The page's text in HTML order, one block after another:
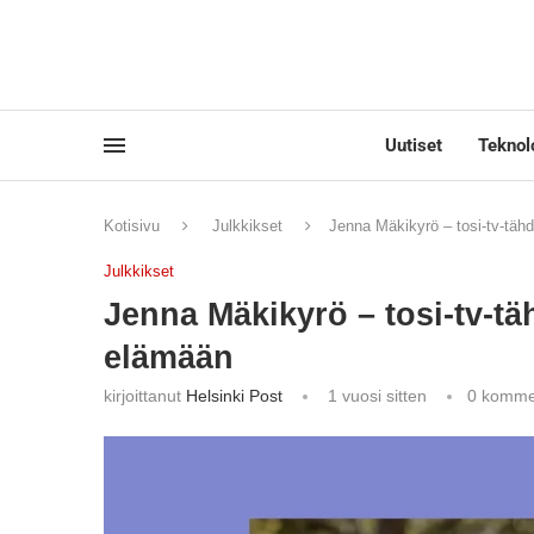
Uutiset
Kotisivu Julkkikset Jenna Mäkikyrö – tosi-tv-
Julkkikset
Jenna Mäkikyrö – tosi-tv-
elämään
kirjoittanut Helsinki Post 1 vuosi sitten 0